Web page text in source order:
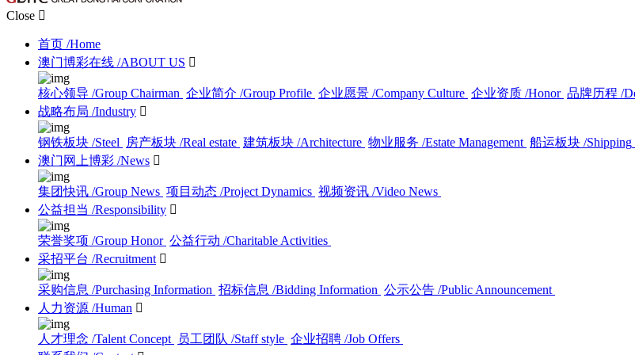
Close 
首页 /Home
澳门博彩在线 /ABOUT US 
核心领导 /Group Chairman 企业简介 /Group Profile 企业愿景 /Company Culture 企业资质 /Honor 品牌历程 /
战略布局 /Industry 
钢铁板块 /Steel 房产板块 /Real estate 建筑板块 /Architecture 物业服务 /Estate Management 船运板块 /Shipping
澳门网上博彩 /News 
集团快讯 /Group News 项目动态 /Project Dynamics 视频资讯 /Video News
公益担当 /Responsibility 
荣誉奖项 /Group Honor 公益行动 /Charitable Activities
采招平台 /Recruitment 
采购信息 /Purchasing Information 招标信息 /Bidding Information 公示公告 /Public Announcement
人力资源 /Human 
人才理念 /Talent Concept 员工团队 /Staff style 企业招聘 /Job Offers